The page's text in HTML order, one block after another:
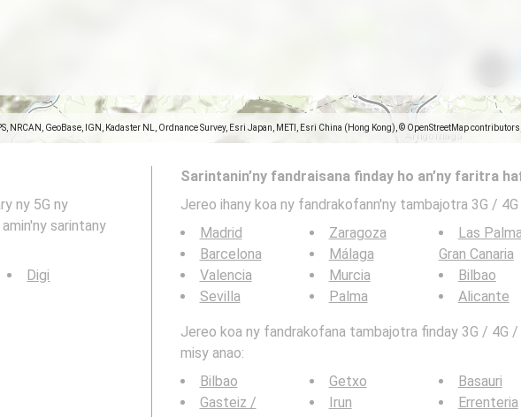
NRCAN, GeoBase, IGN, Kadaster NL, Ordnance Survey, Esri Japan, METI, Esri China (Hong Kong), © OpenStreetMap
ny 5G ny
sarintany
Digi
Sarintanin’ny fandraisana finday ho an’ny faritra
Jereo ihany koa ny fandrakofann'ny tambajotra 3G /
Madrid
Barcelona
Valencia
Sevilla
Zaragoza
Málaga
Murcia
Palma
Las
Gran Canaria
Bilbao
Alicante
Jereo koa ny fandrakofana tambajotra finday 3G / 4G /
misy anao:
Bilbao
Gasteiz /
Getxo
Irun
Basauri
Errenteria